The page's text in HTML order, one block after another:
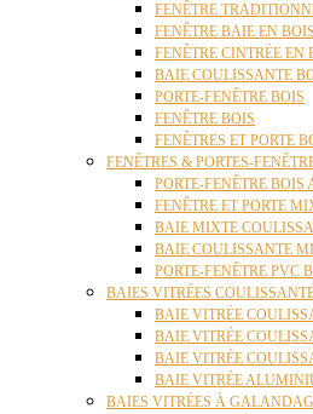
FENÊTRE
FENÊTRE BAIE EN BOIS
FENÊTRE CINTRÉE EN
BAIE COULISSANTE
PORTE-FENÊTRE BOIS
FENÊTRE BOIS
FENÊTRES ET PORTE
FENÊTRES & PORTES-
PORTE-FENÊTRE
FENÊTRE ET PORTE
BAIE MIXTE
BAIE COULISSANTE
PORTE-FENÊTRE PVC
BAIES VITRÉES
BAIE VITRÉE
BAIE VITRÉE
BAIE VITRÉE
BAIE VITRÉE
BAIES VITRÉES À